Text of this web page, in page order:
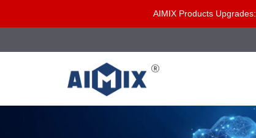
AIMIX Products Upgrades: